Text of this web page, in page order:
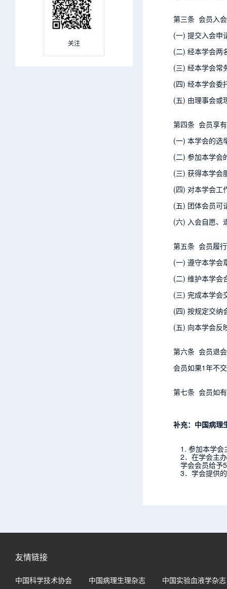
关注
第三条 会员入
(一) 提交入会申
(二) 经本学会两
(三) 经本学会常
(四) 经本学会委
(五) 由理事会或
第四条 会员享
(一) 本学会的选
(二) 参加本学会
(三) 获得本学会
(四) 对本学会工
(五) 团体会员可
(六) 入会自愿、
第五条 会员履
(一) 遵守本学会
(二) 维护本学会
(三) 完成本学会
(四) 按规定交纳
(五) 向本学会反
第六条 会员退
会员如果1年不
第七条 会员如
补充：中国病理
1. 参加本学会
2．在学会主
学会会员给予
3．学会提供
友情链接
中国科学技术协会 中国病理生理杂志
中国实验血液学杂志